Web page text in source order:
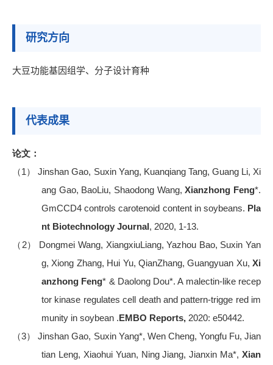
研究方向
大豆功能基因组学、分子设计育种
代表成果
论文：
（1）Jinshan Gao, Suxin Yang, Kuanqiang Tang, Guang Li, Xi
ang Gao, BaoLiu, Shaodong Wang,Xianzhong Feng*.
GmCCD4 controls carotenoid content in soybeans. Pla
nt Biotechnology Journal, 2020, 1-13.
（2） Dongmei Wang, XiangxiuLiang, Yazhou Bao, Suxin Yan
g, Xiong Zhang, Hui Yu, QianZhang, Guangyuan Xu, Xi
anzhong Feng* & Daolong Dou*. A malectin-like recep
tor kinase regulates cell death and pattern-trigge red im
munity in soybean .EMBO Reports, 2020: e50442.
（3）Jinshan Gao, Suxin Yang*, Wen Cheng, Yongfu Fu, Jian
tian Leng, Xiaohui Yuan, Ning Jiang, Jianxin Ma*, Xian